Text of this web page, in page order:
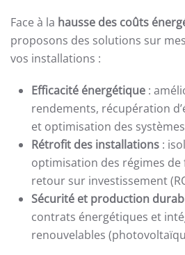
Face à la hausse des coûts
proposons des solutions sur
vos installations :
Efficacité énergétique :
rendements, récupération
et optimisation des
Rétrofit des installations :
optimisation des régimes de
retour sur investissement
Sécurité et production
contrats énergétiques et
renouvelables